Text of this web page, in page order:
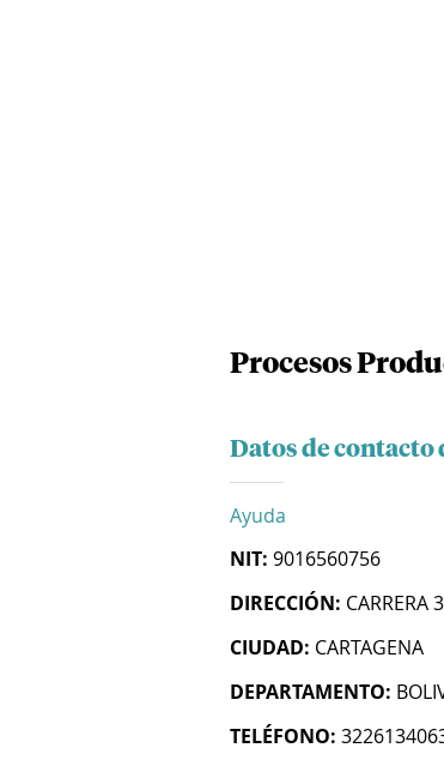
Procesos
Datos de contacto
Ayuda
NIT: 9016560756
DIRECCIÓN: CARRERA
CIUDAD: CARTAGENA
DEPARTAMENTO:
TELÉFONO: